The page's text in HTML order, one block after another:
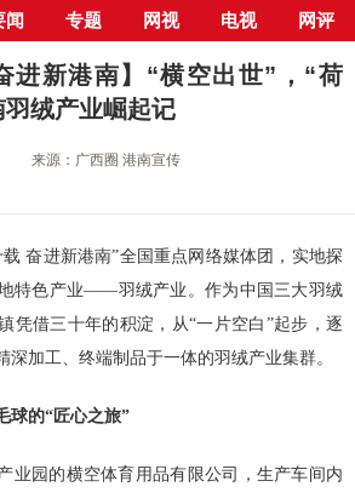
闻 专题 网视 电视 网评
心> 县市区> 港南区> 正文
进新港南】“横空出世”，“荷
绒产业崛起记
来源：广西圈 港南宣传
奋进新港南”全国重点网络媒体团，实地探
特色产业——羽绒产业。作为中国三大羽绒
凭借三十年的积淀，从“一片空白”起步，逐
深加工、终端制品于一体的羽绒产业集群。
球的“匠心之旅”
业园的横空体育用品有限公司，生产车间内